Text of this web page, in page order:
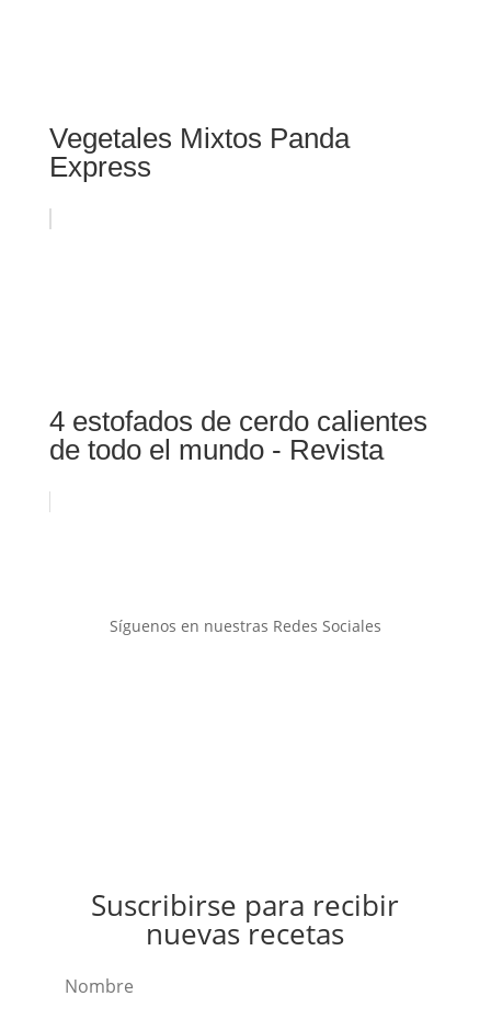
Vegetales Mixtos Panda
Express
4 estofados de cerdo calientes
de todo el mundo - Revista
Síguenos en nuestras Redes Sociales
Suscribirse para recibir
nuevas recetas